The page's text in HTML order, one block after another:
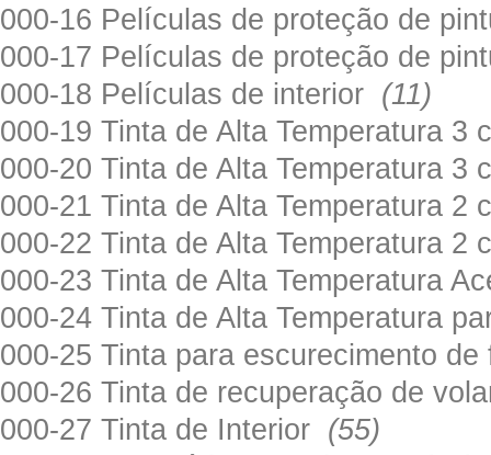
000-16 Películas de proteção de
000-17 Películas de proteção de
000-18 Películas de interior (11)
000-19 Tinta de Alta Temperatura
000-20 Tinta de Alta Temperatura
000-21 Tinta de Alta Temperatura
000-22 Tinta de Alta Temperatura
000-23 Tinta de Alta Temperatura
000-24 Tinta de Alta Temperatura
000-25 Tinta para escurecimento
000-26 Tinta de recuperação de
000-27 Tinta de Interior (55)